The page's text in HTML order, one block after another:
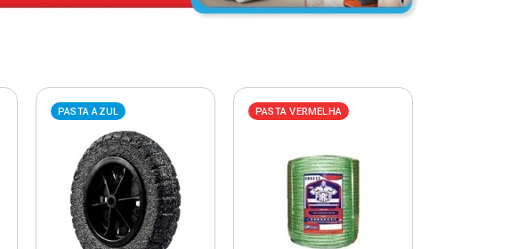
PASTA AZUL PASTA VERMELHA